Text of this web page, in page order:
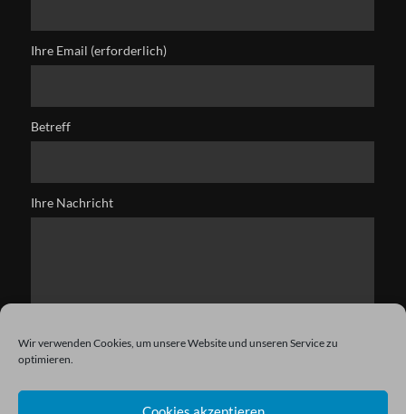
Wir verwenden Cookies, um unsere Website und unseren Service zu
optimieren.
Ihre Email (erforderlich)
Betreff
Ihre Nachricht